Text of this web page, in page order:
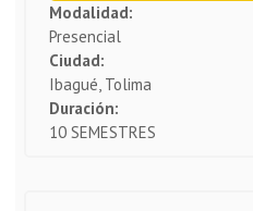
Modalidad:
Presencial
Ciudad:
Ibagué, Tolima
Duración:
10 SEMESTRES